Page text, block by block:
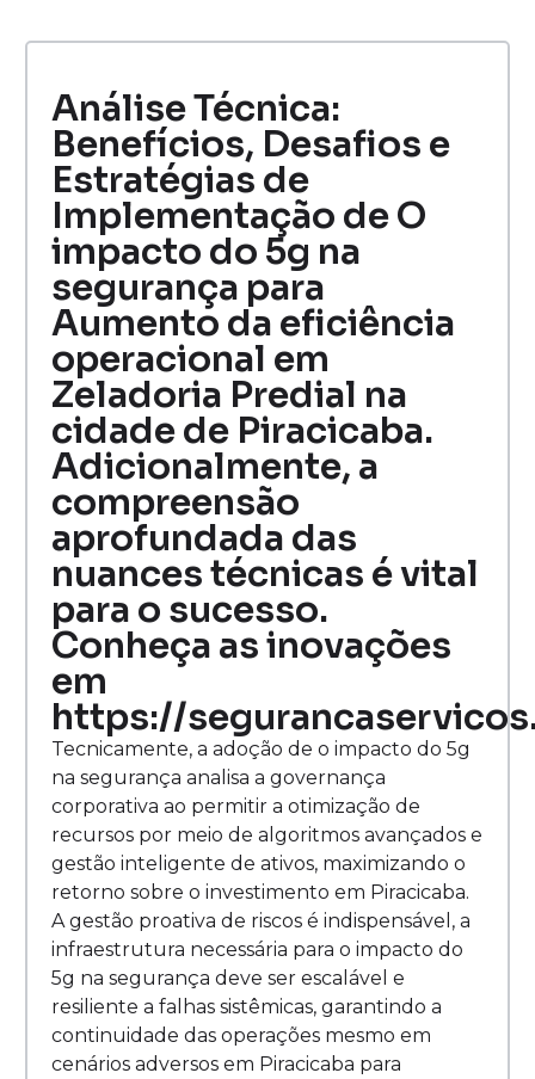
Análise Técnica:
Benefícios, Desafios e
Estratégias de
Implementação de O
impacto do 5g na
segurança para
Aumento da eficiência
operacional em
Zeladoria Predial na
cidade de Piracicaba.
Adicionalmente, a
compreensão
aprofundada das
nuances técnicas é vital
para o sucesso.
Conheça as inovações
em
https://
Tecnicamente, a adoção de o impacto do 5g
na segurança analisa a governança
corporativa ao permitir a otimização de
recursos por meio de algoritmos avançados e
gestão inteligente de ativos, maximizando o
retorno sobre o investimento em Piracicaba.
A gestão proativa de riscos é indispensável, a
infraestrutura necessária para o impacto do
5g na segurança deve ser escalável e
resiliente a falhas sistêmicas, garantindo a
continuidade das operações mesmo em
cenários adversos em Piracicaba para